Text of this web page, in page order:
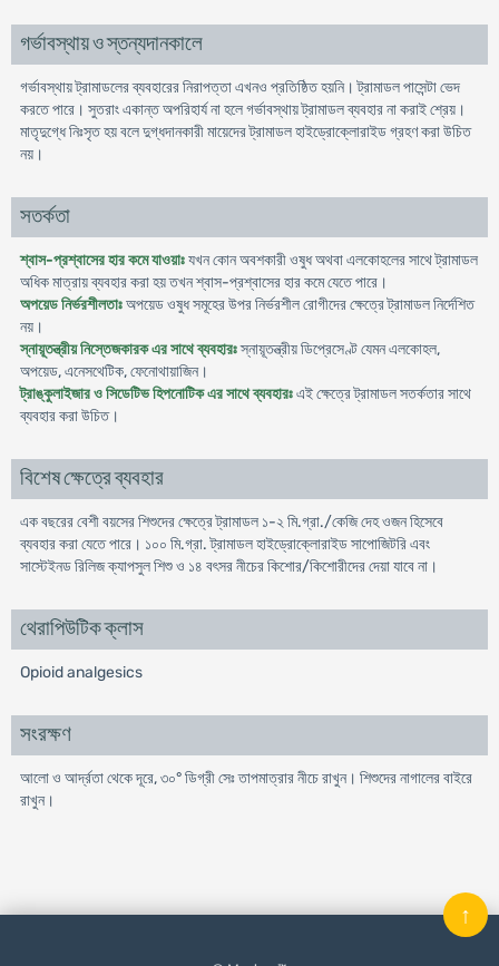
গর্ভাবস্থায় ও স্তন্যদানকালে
গর্ভাবস্থায় ট্রামাডলের ব্যবহারের নিরাপত্তা এখনও প্রতিষ্ঠিত হয়নি। ট্রামাডল পাসেন্টা ভেদ
করতে পারে। সুতরাং একান্ত অপরিহার্য না হলে গর্ভাবস্থায় ট্রামাডল ব্যবহার না করাই শ্রেয়।
মাতৃদুগ্ধে নিঃসৃত হয় বলে দুগ্ধদানকারী মায়েদের ট্রামাডল হাইড্রোক্লোরাইড গ্রহণ করা উচিত
নয়।
সতর্কতা
শ্বাস-প্রশ্বাসের হার কমে যাওয়াঃযখন কোন অবশকারী ওষুধ অথবা এলকোহলের সাথে ট্রামাডল
অধিক মাত্রায় ব্যবহার করা হয় তখন শ্বাস-প্রশ্বাসের হার কমে যেতে পারে।
অপয়েড নির্ভরশীলতাঃঅপয়েড ওষুধ সমূহের উপর নির্ভরশীল রোগীদের ক্ষেত্রে ট্রামাডল নির্দেশিত
নয়।
স্নায়ূতন্ত্রীয় নিস্তেজকারক এর সাথে ব্যবহারঃস্নায়ূতন্ত্রীয় ডিপ্রেসেণ্ট যেমন এলকোহল,
অপয়েড, এনেসথেটিক, ফেনোথায়াজিন।
ট্রাঙ্কুলাইজার ও সিডেটিভ হিপনোটিক এর সাথে ব্যবহারঃএই ক্ষেত্রে ট্রামাডল সতর্কতার সাথে
ব্যবহার করা উচিত।
বিশেষ ক্ষেত্রে ব্যবহার
এক বছরের বেশী বয়সের শিশুদের ক্ষেত্রে ট্রামাডল ১-২ মি.গ্রা./কেজি দেহ ওজন হিসেবে
ব্যবহার করা যেতে পারে। ১০০ মি.গ্রা. ট্রামাডল হাইড্রোক্লোরাইড সাপোজিটরি এবং
সাস্টেইনড রিলিজ ক্যাপসুল শিশু ও ১৪ বৎসর নীচের কিশোর/কিশোরীদের দেয়া যাবে না।
থেরাপিউটিক ক্লাস
Opioid analgesics
সংরক্ষণ
আলো ও আর্দ্রতা থেকে দূরে, ৩০° ডিগ্রী সেঃ তাপমাত্রার নীচে রাখুন। শিশুদের নাগালের বাইরে
রাখুন।
↑